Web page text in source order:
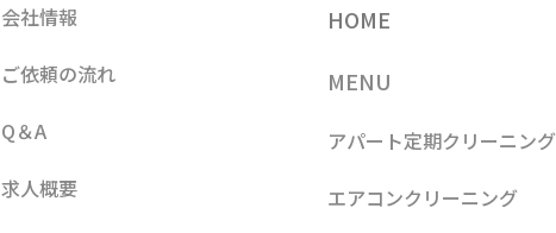
会社情報
ご依頼の流れ
Q＆A
求人概要
HOME
MENU
アパート定期クリーニング
エアコンクリーニング